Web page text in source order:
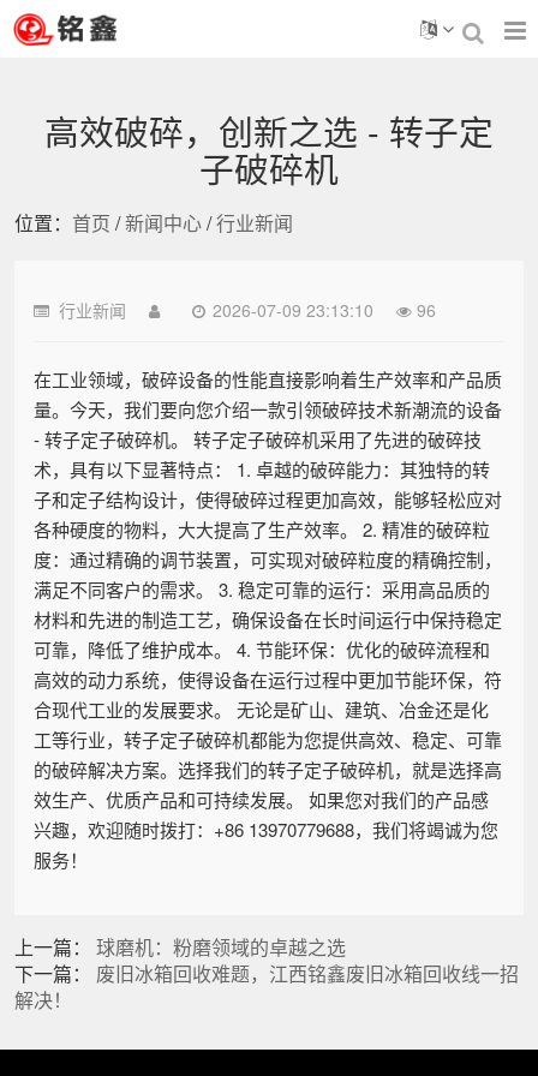
高效破碎，创新之选 - 转子定
子破碎机
位置： 首页 /新闻中心/行业新闻
行业新闻 2026-07-09 23:13:10 96
在工业领域，破碎设备的性能直接影响着生产效率和产品质
量。今天，我们要向您介绍一款引领破碎技术新潮流的设备
- 转子定子破碎机。 转子定子破碎机采用了先进的破碎技
术，具有以下显著特点： 1. 卓越的破碎能力：其独特的转
子和定子结构设计，使得破碎过程更加高效，能够轻松应对
各种硬度的物料，大大提高了生产效率。 2. 精准的破碎粒
度：通过精确的调节装置，可实现对破碎粒度的精确控制，
满足不同客户的需求。 3. 稳定可靠的运行：采用高品质的
材料和先进的制造工艺，确保设备在长时间运行中保持稳定
可靠，降低了维护成本。 4. 节能环保：优化的破碎流程和
高效的动力系统，使得设备在运行过程中更加节能环保，符
合现代工业的发展要求。 无论是矿山、建筑、冶金还是化
工等行业，转子定子破碎机都能为您提供高效、稳定、可靠
的破碎解决方案。选择我们的转子定子破碎机，就是选择高
效生产、优质产品和可持续发展。 如果您对我们的产品感
兴趣，欢迎随时拨打：+86 13970779688，我们将竭诚为您
服务！
上一篇： 球磨机：粉磨领域的卓越之选
下一篇： 废旧冰箱回收难题，江西铭鑫废旧冰箱回收线一招
解决！